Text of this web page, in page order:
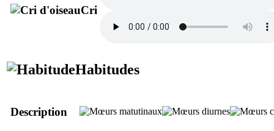
Cri
Habitudes
Description